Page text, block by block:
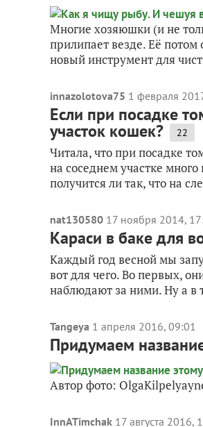
Многие хозяюшки (и не
прилипает везде. Её потом
новый инструмент для
innazolotova75 1 февраля
Если при посадке
участок кошек? 22
Читала, что при посадке
на соседнем участке
получится ли так, что на
nat130580 17 ноября 2014,
Караси в баке для
Каждый год весной мы
вот для чего. Во первых,
наблюдают за ними. Ну а в
Tangeya 1 апреля 2016, 09:01
Придумаем
Автор фото:
InnATimchak 17 августа 2016,